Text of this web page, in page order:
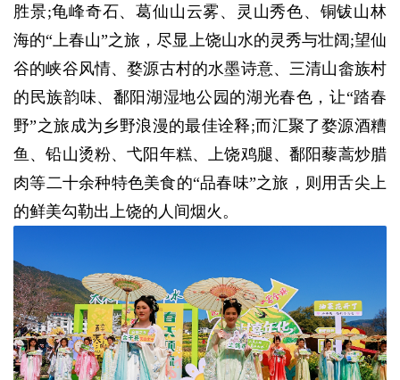
胜景;龟峰奇石、葛仙山云雾、灵山秀色、铜钹山林
海的“上春山”之旅，尽显上饶山水的灵秀与壮阔;望仙
谷的峡谷风情、婺源古村的水墨诗意、三清山畲族村
的民族韵味、鄱阳湖湿地公园的湖光春色，让“踏春
野”之旅成为乡野浪漫的最佳诠释;而汇聚了婺源酒糟
鱼、铅山烫粉、弋阳年糕、上饶鸡腿、鄱阳藜蒿炒腊
肉等二十余种特色美食的“品春味”之旅，则用舌尖上
的鲜美勾勒出上饶的人间烟火。